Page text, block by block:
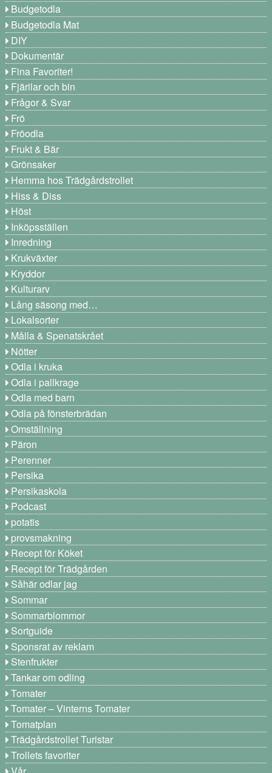
Budgetodla
Budgetodla Mat
DIY
Dokumentär
Fina Favoriter!
Fjärilar och bin
Frågor & Svar
Frö
Fröodla
Frukt & Bär
Grönsaker
Hemma hos Trädgårdstrollet
Hiss & Diss
Höst
Inköpsställen
Inredning
Krukväxter
Kryddor
Kulturarv
Lång säsong med…
Lokalsorter
Målla & Spenatskrået
Nötter
Odla i kruka
Odla i pallkrage
Odla med barn
Odla på fönsterbrädan
Omställning
Päron
Perenner
Persika
Persikaskola
Podcast
potatis
provsmakning
Recept för Köket
Recept för Trädgården
Såhär odlar jag
Sommar
Sommarblommor
Sortguide
Sponsrat av reklam
Stenfrukter
Tankar om odling
Tomater
Tomater – Vinterns Tomater
Tomatplan
Trädgårdstrollet Turistar
Trollets favoriter